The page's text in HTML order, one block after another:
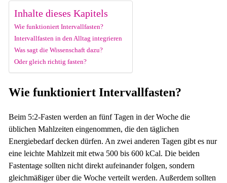
Inhalte dieses Kapitels
Wie funktioniert Intervallfasten?
Intervallfasten in den Alltag integrieren
Was sagt die Wissenschaft dazu?
Oder gleich richtig fasten?
Wie funktioniert Intervallfasten?
Beim 5:2-Fasten werden an fünf Tagen in der Woche die
üblichen Mahlzeiten eingenommen, die den täglichen
Energiebedarf decken dürfen. An zwei anderen Tagen gibt es nur
eine leichte Mahlzeit mit etwa 500 bis 600 kCal. Die beiden
Fastentage sollten nicht direkt aufeinander folgen, sondern
gleichmäßiger über die Woche verteilt werden. Außerdem sollten